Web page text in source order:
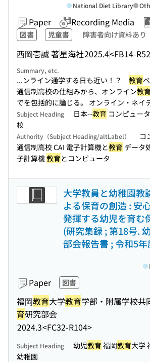
Paper Recording Media
図書 児童書 障害者向け資料あり
西岡壱誠 著星海社2025.4<FB14-
National Diet Library
Summary, etc.
...ンライン通学する日も近い！？ 教育
通信制高校の仕組みから、オンライン教
でを包括的に論じる。 オンライン・ネイ
Subject Heading 日本--教育 コンピュータ
校
Authority（Subject Heading/altLabel） コ
通信制高校 CAI 電子計算機と教育 データ
子計算機教育とコンピュータ
大学教員と幼稚園教
よる保育の創造 : 安
発揮する幼児を育む
(研究集録 ; 第18号.
部会報告書 ; 令和5年
Paper 図書
福岡教育大学教育学部・附属学校共
育研究部会
2024.3<FC32-R104>
Subject Heading 幼児教育福岡教育大学
幼稚園